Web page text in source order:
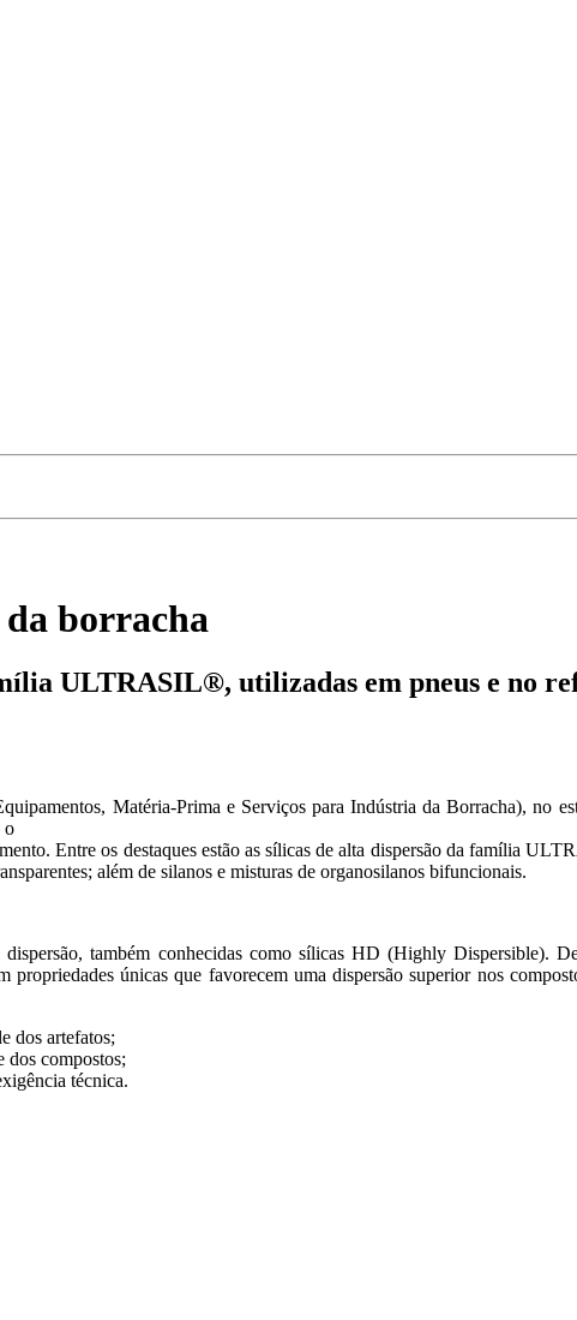
borracha
ULTRASIL®, utilizadas em pneus e no
Matéria-Prima e Serviços para Indústria da Borracha), no
o
Entre os destaques estão as sílicas de alta dispersão da família
além de silanos e misturas de organosilanos bifuncionais.
também conhecidas como sílicas HD (Highly Dispersible).
únicas que favorecem uma dispersão superior nos
dos artefatos;
dos compostos;
técnica.